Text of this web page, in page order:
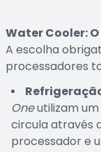
Water Cooler:
A escolha
processadores
Oneutilizam
circula através
processador e